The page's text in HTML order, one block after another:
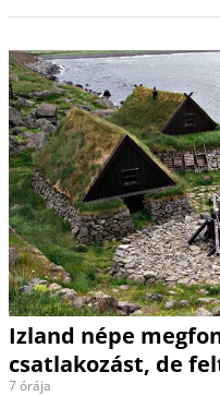
Izland népe
csatlakozást, de
7 órája